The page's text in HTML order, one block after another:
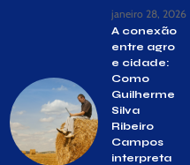
janeiro 28, 2026
A conexão
entre agro
e cidade:
Como
Guilherme
Silva
Ribeiro
Campos
interpreta